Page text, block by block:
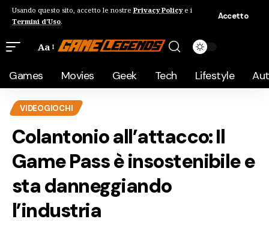
Usando questo sito, accetto le nostre Privacy Policye i
Termini d'Uso.
Accetto
Aa
Games Movies Geek Tech Lifestyle
VIDEOGIOCHI
Colantonio all’attacco: Il
Game Pass è insostenibile e
sta danneggiando
l’industria